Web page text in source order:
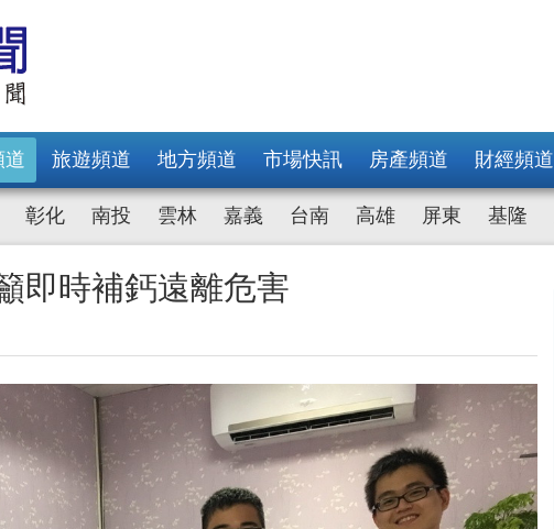
道 旅遊頻道 地方頻道 市場快訊 房產頻道 財經頻道
彰化 南投 雲林 嘉義 台南 高雄 屏東 基隆
即時補鈣遠離危害